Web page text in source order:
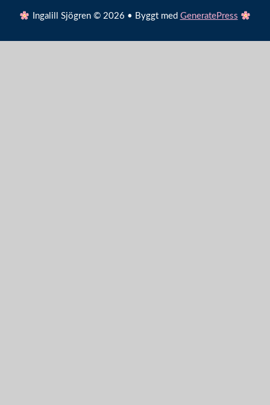
Ingalill Sjögren © 2026 • Byggt med GeneratePress